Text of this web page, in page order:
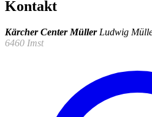
Kontakt
Kärcher Center Müller Ludwig
6460 Imst